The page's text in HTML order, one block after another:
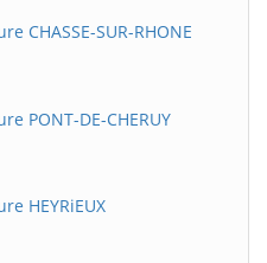
CHASSE-SUR-RHONE
PONT-DE-CHERUY
HEYRiEUX